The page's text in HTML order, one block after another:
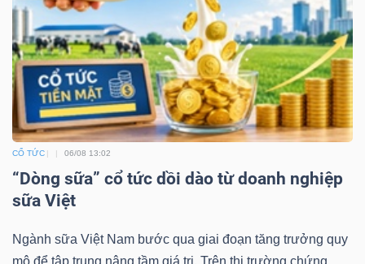
CỔ TỨC 06/08 13:02
“Dòng sữa” cổ tức dồi dào từ doanh nghiệp
sữa Việt
Ngành sữa Việt Nam bước qua giai đoạn tăng trưởng quy
đầu
tư
thông
chính